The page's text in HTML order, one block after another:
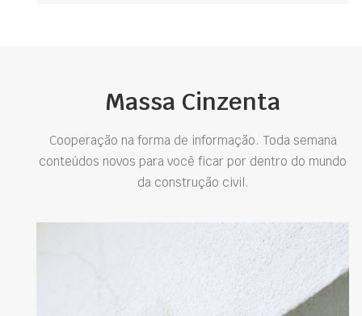
Massa Cinzenta
Cooperação na forma de informação. Toda semana
conteúdos novos para você ficar por dentro do mundo
da construção civil.